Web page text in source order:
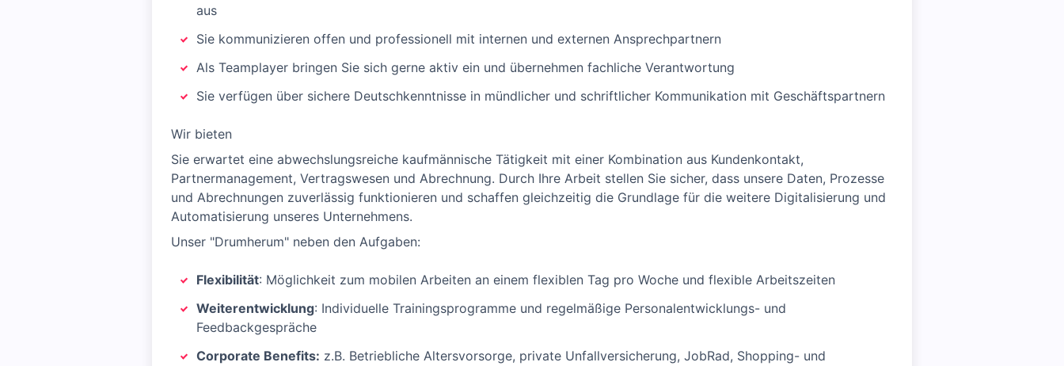
aus
Sie kommunizieren offen und professionell mit internen und externen Ansprechpartnern
Als Teamplayer bringen Sie sich gerne aktiv ein und übernehmen fachliche Verantwortung
Sie verfügen über sichere Deutschkenntnisse in mündlicher und schriftlicher Kommunikation mit Geschäftspartnern
Wir bieten
Sie erwartet eine abwechslungsreiche kaufmännische Tätigkeit mit einer Kombination aus Kundenkontakt,
Partnermanagement, Vertragswesen und Abrechnung. Durch Ihre Arbeit stellen Sie sicher, dass unsere Daten, Prozesse
und Abrechnungen zuverlässig funktionieren und schaffen gleichzeitig die Grundlage für die weitere Digitalisierung und
Automatisierung unseres Unternehmens.
Unser "Drumherum" neben den Aufgaben:
Flexibilität: Möglichkeit zum mobilen Arbeiten an einem flexiblen Tag pro Woche und flexible Arbeitszeiten
Weiterentwicklung: Individuelle Trainingsprogramme und regelmäßige Personalentwicklungs- und
Feedbackgespräche
Corporate Benefits: z.B. Betriebliche Altersvorsorge, private Unfallversicherung, JobRad, Shopping- und